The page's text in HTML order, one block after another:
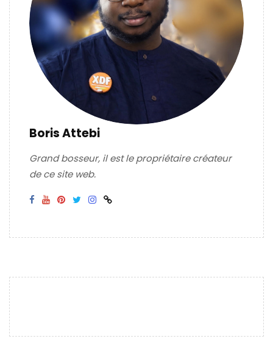
Boris Attebi
Grand bosseur, il est le propriétaire créateur
de ce site web.